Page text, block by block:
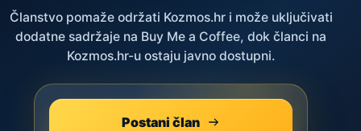
Članstvo pomaže održati Kozmos.hr i može uključivati
dodatne sadržaje na Buy Me a Coffee, dok članci na
Kozmos.hr-u ostaju javno dostupni.
Postani član